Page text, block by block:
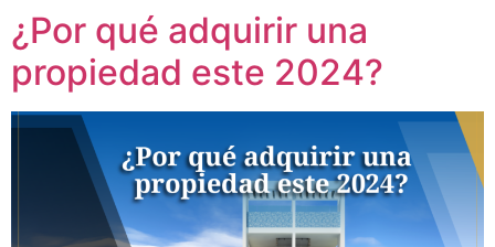
¿Por qué adquirir una
propiedad este 2024?